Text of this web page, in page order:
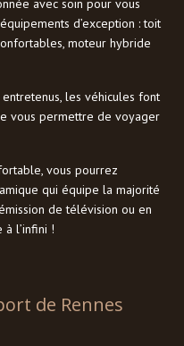
avec soin pour vous
d’exception : toit
moteur hybride
les véhicules font
vous permettre de voyager
vous pourrez
qui équipe la majorité
de télévision ou en
à l’infini !
de Rennes